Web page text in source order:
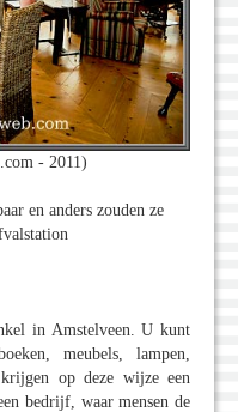
- 2011)
en anders zouden ze
in Amstelveen. U kunt
meubels, lampen,
op deze wijze een
bedrijf, waar mensen de